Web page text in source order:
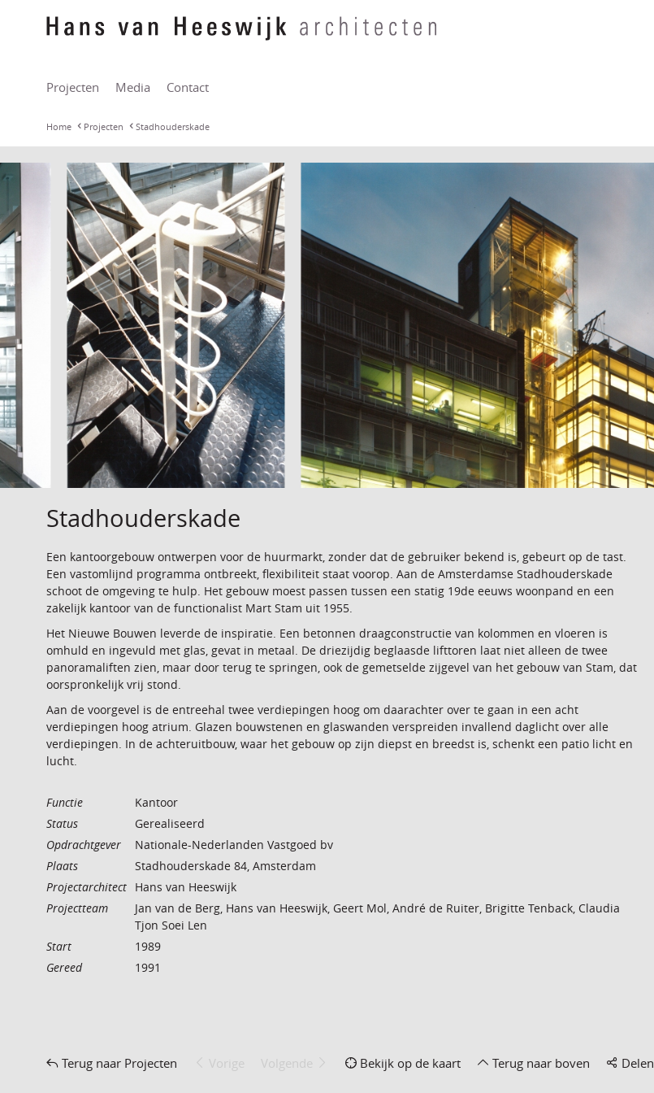
Projecten Media Contact
Home Projecten Stadhouderskade
Stadhouderskade
Een kantoorgebouw ontwerpen voor de huurmarkt, zonder dat de gebruiker bekend is, gebeurt op de tast.
Een vastomlijnd programma ontbreekt, flexibiliteit staat voorop. Aan de Amsterdamse Stadhouderskade
schoot de omgeving te hulp. Het gebouw moest passen tussen een statig 19de eeuws woonpand en een
zakelijk kantoor van de functionalist Mart Stam uit 1955.
Het Nieuwe Bouwen leverde de inspiratie. Een betonnen draagconstructie van kolommen en vloeren is
omhuld en ingevuld met glas, gevat in metaal. De driezijdig beglaasde lifttoren laat niet alleen de twee
panoramaliften zien, maar door terug te springen, ook de gemetselde zijgevel van het gebouw van Stam, dat
oorspronkelijk vrij stond.
Aan de voorgevel is de entreehal twee verdiepingen hoog om daarachter over te gaan in een acht
verdiepingen hoog atrium. Glazen bouwstenen en glaswanden verspreiden invallend daglicht over alle
verdiepingen. In de achteruitbouw, waar het gebouw op zijn diepst en breedst is, schenkt een patio licht en
lucht.
Functie
Kantoor
Status
Gerealiseerd
Opdrachtgever
Nationale-Nederlanden Vastgoed bv
Plaats
Stadhouderskade 84, Amsterdam
Projectarchitect Hans van Heeswijk
Projectteam
Jan van de Berg, Hans van Heeswijk, Geert Mol, André de Ruiter, Brigitte Tenback, Claudia
Tjon Soei Len
Start
1989
Gereed
1991
Terug naar Projecten Vorige Volgende Bekijk op de kaart Terug naar boven Delen